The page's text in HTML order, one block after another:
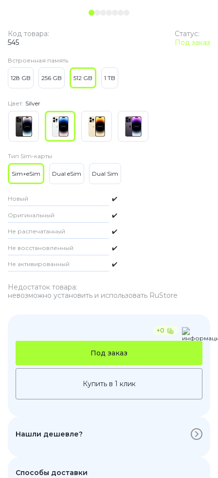
Статус:
Под заказ
Код товара:
545
Встроенная память
128 GB 256 GB 512 GB 1 TB
Цвет: Silver
Тип Sim-карты
Sim+eSim Dual eSim Dual Sim
Новый ✔️
Оригинальный ✔️
Не распечатанный ✔️
Не восстановленный ✔️
Не активированный ✔️
Недостаток товара:
невозможно установить и использовать RuStore
+0
Под заказ
Купить в 1 клик
Нашли дешевле?
Способы доставки